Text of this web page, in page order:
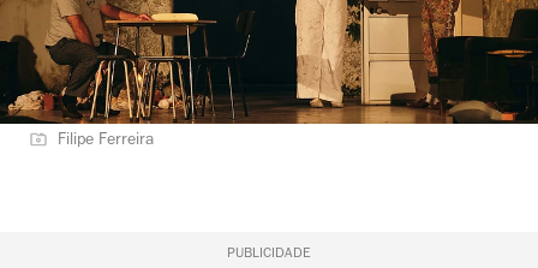
Filipe Ferreira
PUBLICIDADE